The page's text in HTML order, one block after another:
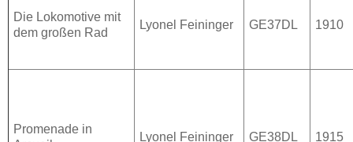
Die Lokomotive mit
dem großen Rad
Lyonel Feininger GE37DL 1910
Promenade in
Lyonel Feininger GE38DL 1915